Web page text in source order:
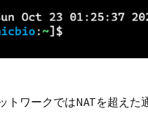
トワークではNATを超え